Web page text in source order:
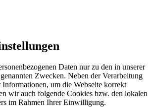
Daten nur zu den in unserer
Zwecken. Neben der Verarbeitung
um die Webseite korrekt
wir auch folgende Cookies bzw. den lokalen
im Rahmen Ihrer Einwilligung.